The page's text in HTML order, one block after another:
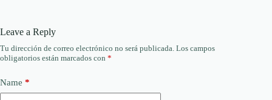
Leave a Reply
Tu dirección de correo electrónico no será publicada. Los campos
obligatorios están marcados con *
Name *